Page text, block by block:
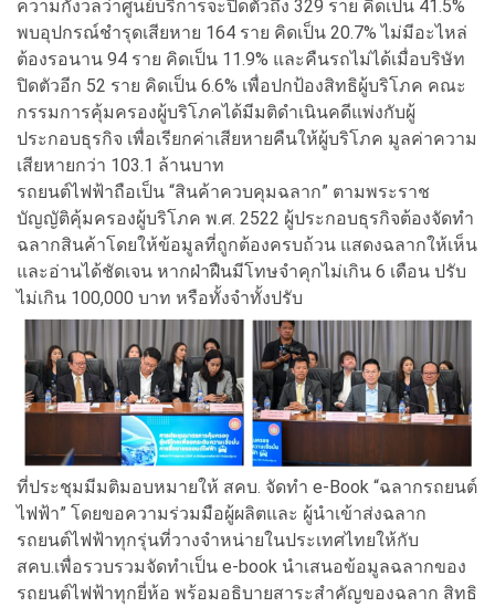
ความกังวลว่าศูนย์บริการจะปิดตัวถึง 329 ราย คิดเป็น 41.5%
พบอุปกรณ์ชำรุดเสียหาย 164 ราย คิดเป็น 20.7% ไม่มีอะไหล่
ต้องรอนาน 94 ราย คิดเป็น 11.9% และคืนรถไม่ได้เมื่อบริษัท
ปิดตัวอีก 52 ราย คิดเป็น 6.6% เพื่อปกป้องสิทธิผู้บริโภค คณะ
กรรมการคุ้มครองผู้บริโภคได้มีมติดำเนินคดีแพ่งกับผู้
ประกอบธุรกิจ เพื่อเรียกค่าเสียหายคืนให้ผู้บริโภค มูลค่าความ
เสียหายกว่า 103.1 ล้านบาท
รถยนต์ไฟฟ้าถือเป็น “สินค้าควบคุมฉลาก” ตามพระราช
บัญญัติคุ้มครองผู้บริโภค พ.ศ. 2522 ผู้ประกอบธุรกิจต้องจัดทำ
ฉลากสินค้าโดยให้ข้อมูลที่ถูกต้องครบถ้วน แสดงฉลากให้เห็น
และอ่านได้ชัดเจน หากฝ่าฝืนมีโทษจำคุกไม่เกิน 6 เดือน ปรับ
ไม่เกิน 100,000 บาท หรือทั้งจำทั้งปรับ
ที่ประชุมมีมติมอบหมายให้ สคบ. จัดทำ e-Book “ฉลากรถยนต์
ไฟฟ้า” โดยขอความร่วมมือผู้ผลิตและ ผู้นำเข้าส่งฉลาก
รถยนต์ไฟฟ้าทุกรุ่นที่วางจำหน่ายในประเทศไทยให้กับ
สคบ.เพื่อรวบรวมจัดทำเป็น e-book นำเสนอข้อมูลฉลากของ
รถยนต์ไฟฟ้าทุกยี่ห้อ พร้อมอธิบายสาระสำคัญของฉลาก สิทธิ